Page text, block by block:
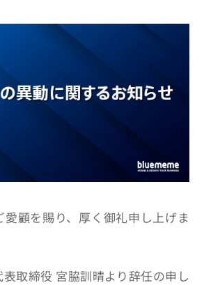
顧を賜り、厚く御礼申し上げま
取締役 宮脇訓晴より辞任の申し